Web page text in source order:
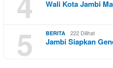
Wali Kota Jambi
5 BERITA 222 Dilihat
Jambi Siapkan